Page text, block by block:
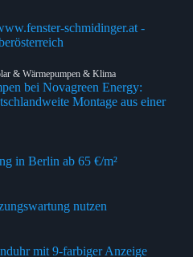
schmidinger.at -
& Wärmepumpen & Klima
bei Novagreen Energy:
Montage aus einer
in Berlin ab 65 €/m²
nutzen
mit 9-farbiger Anzeige